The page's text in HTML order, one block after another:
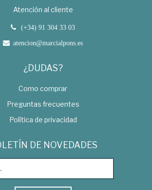
Atención al cliente
(+34) 91 304 33 03
atencion@marcialpons.es
¿DUDAS?
Como comprar
Preguntas frecuentes
Política de privacidad
DE NOVEDADES